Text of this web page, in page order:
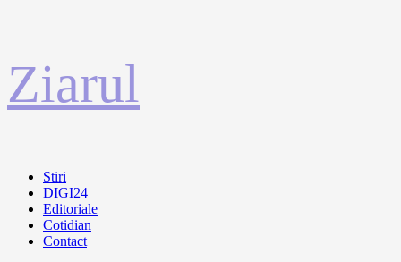
la
conținut
Ziarul
Primary
Menu
Stiri
DIGI24
Editoriale
Cotidian
Contact